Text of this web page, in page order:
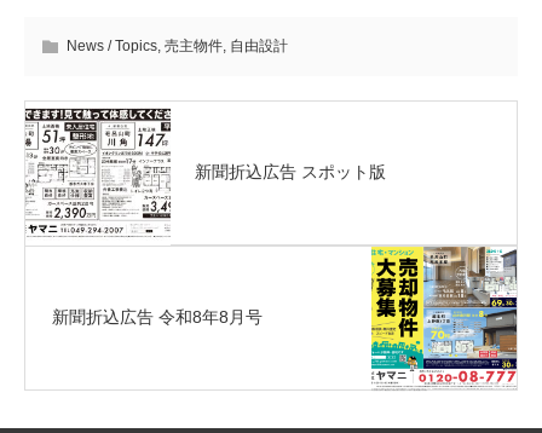
News / Topics, 売主物件, 自由設計
新聞折込広告 スポット版
新聞折込広告 令和8年8月号